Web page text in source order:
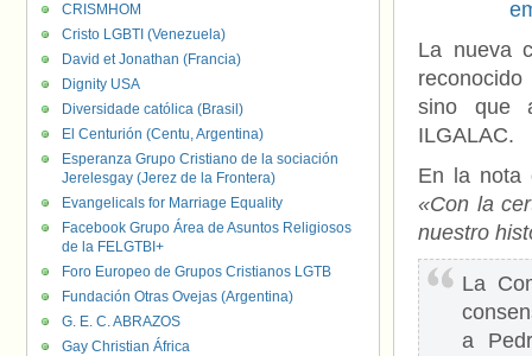
La nueva
sino que
ILGALAC.
En la nota
«Con la
nuestro
La
a
CRISMHOM
Cristo LGBTI (Venezuela)
David et Jonathan (Francia)
Dignity USA
Diversidade católica (Brasil)
El Centurión (Centu, Argentina)
Esperanza Grupo Cristiano de la sociación
Jerelesgay (Jerez de la Frontera)
Evangelicals for Marriage Equality
Facebook Grupo Área de Asuntos Religiosos
de la FELGTBI+
Foro Europeo de Grupos Cristianos LGTB
Fundación Otras Ovejas (Argentina)
G. E. C. ABRAZOS
Gay Christian África